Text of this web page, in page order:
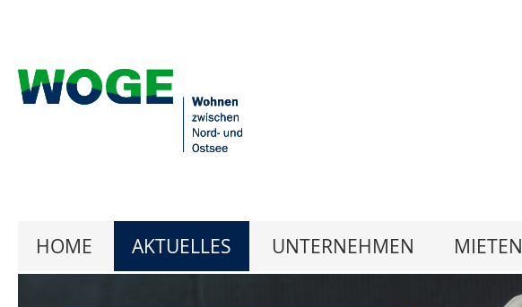
HOME AKTUELLES UNTERNEHMEN MIETEN